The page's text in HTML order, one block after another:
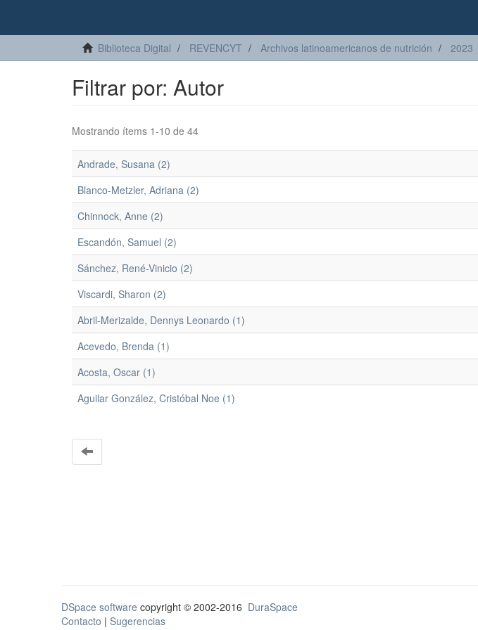
Biblioteca Digital REVENCYT Archivos latinoamericanos de nutrición 2023
Filtrar por: Autor
Mostrando ítems 1-10 de 44
Andrade, Susana (2)
Blanco-Metzler, Adriana (2)
Chinnock, Anne (2)
Escandón, Samuel (2)
Sánchez, René-Vinicio (2)
Viscardi, Sharon (2)
Abril-Merizalde, Dennys Leonardo (1)
Acevedo, Brenda (1)
Acosta, Oscar (1)
Aguilar González, Cristóbal Noe (1)
DSpace software copyright © 2002-2016 DuraSpace
Contacto | Sugerencias